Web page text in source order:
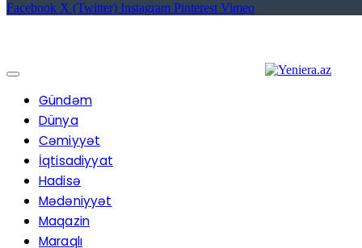
Facebook X (Twitter) Instagram Pinterest Vimeo
Gündəm
Dünya
Cəmiyyət
İqtisadiyyat
Hadisə
Mədəniyyət
Maqazin
Maraqlı